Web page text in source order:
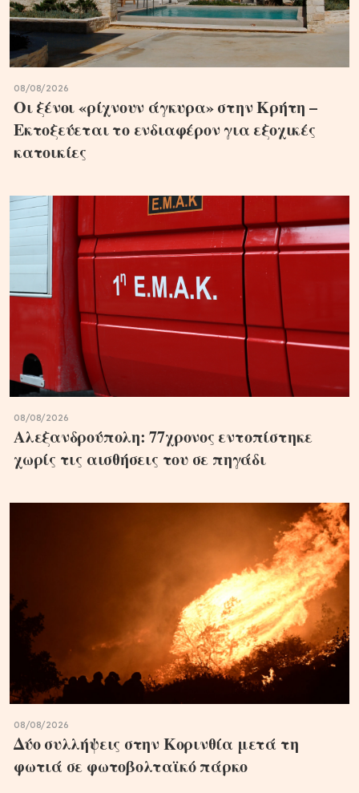
08/08/2026
Οι ξένοι «ρίχνουν άγκυρα» στην Κρήτη –
Εκτοξεύεται το ενδιαφέρον για εξοχικές
κατοικίες
08/08/2026
Αλεξανδρούπολη: 77χρονος εντοπίστηκε
χωρίς τις αισθήσεις του σε πηγάδι
08/08/2026
Δύο συλλήψεις στην Κορινθία μετά τη
φωτιά σε φωτοβολταϊκό πάρκο